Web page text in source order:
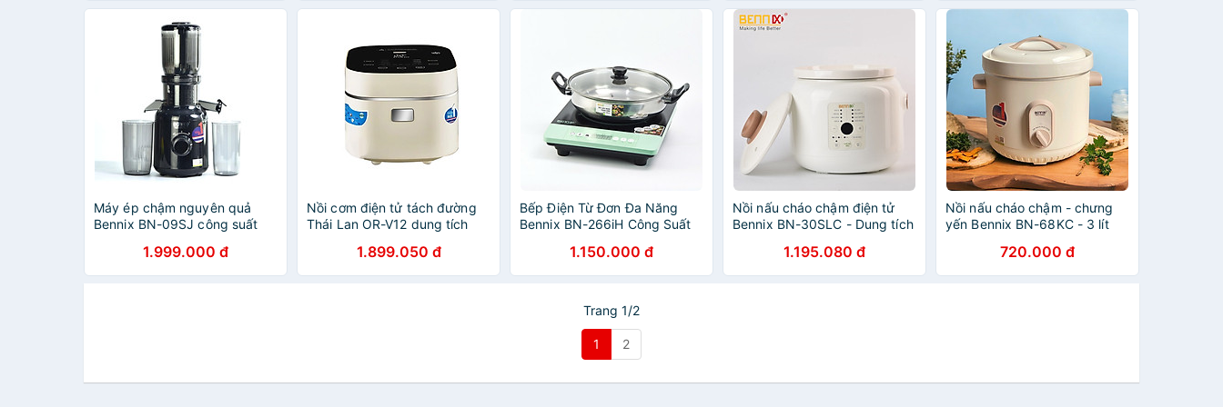
Máy ép chậm nguyên quả
Bennix BN-09SJ công suất
chính hãng1.999.000 đ
Nồi cơm điện tử tách đường
Thái Lan OR-V12 dung tích
chính hãng1.899.050 đ
Bếp Điện Từ Đơn Đa Năng
Bennix BN-266iH Công Suất
Hàng Chính Hãng
1.150.000 đ
Nồi nấu cháo chậm điện tử
Bennix BN-30SLC - Dung tích
nấu - Hàng chính hãng
1.195.080 đ
Nồi nấu cháo chậm - chưng
yến Bennix BN-68KC - 3 lít
chính hãng720.000 đ
Trang 1/2
1 2